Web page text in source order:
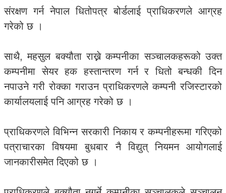
संरक्षण गर्न नेपाल धितोपत्र बोर्डलाई प्राधिकरणले आग्रह
गरेको छ ।
साथै, महसुल बक्यौता राख्ने कम्पनीका सञ्चालकहरूको उक्त
कम्पनीमा सेयर हक हस्तान्तरण गर्न र धितो बन्धकी दिन
नपाउने गरी रोक्का गराउन प्राधिकरणले कम्पनी रजिस्टारको
कार्यालयलाई पनि आग्रह गरेको छ ।
प्राधिकरणले विभिन्न सरकारी निकाय र कम्पनीहरूमा गरिएको
पत्राचारका विषयमा बुधबार नै विद्युत् नियमन आयोगलाई
जानकारीसमेत दिएको छ ।